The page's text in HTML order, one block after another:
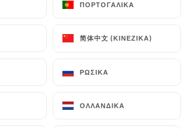
ΠΟΡΤΟΓΑΛΙΚΆ
简体中文 (ΚΙΝΈΖΙΚΑ)
ΡΩΣΙΚΆ
ΟΛΛΑΝΔΙΚΆ
Terra Brasil
ΠΟΡΤΟΓΑΛΙΚΆ
简体中文 (ΚΙΝΈΖΙΚΑ)
ΡΩΣΙΚΆ
ΟΛΛΑΝΔΙΚΆ